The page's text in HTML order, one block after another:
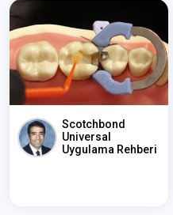
Scotchbond
Universal
Uygulama Rehberi